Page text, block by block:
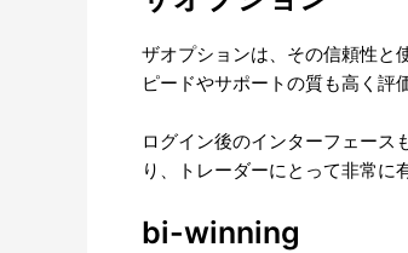
ザオプションは、その信頼性と
ピードやサポートの質も高く評
ログイン後のインターフェース
り、トレーダーにとって非常に
bi-winning